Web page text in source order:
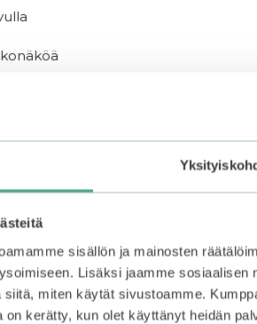
sisällön ja mainosten
Lisäksi jaamme sosiaalisen
siitä, miten käytät sivustoamme.
on kerätty, kun olet käyttänyt heidän
kuivalle, herkälle,
yhdistää tehokkaan kosteutuksen,
sulfaatiton, mineraaliöljytön ja